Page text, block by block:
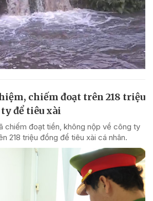
chiếm đoạt trên 218 triệu
để tiêu xài
chiếm đoạt tiền, không nộp về công ty
218 triệu đồng để tiêu xài cá nhân.